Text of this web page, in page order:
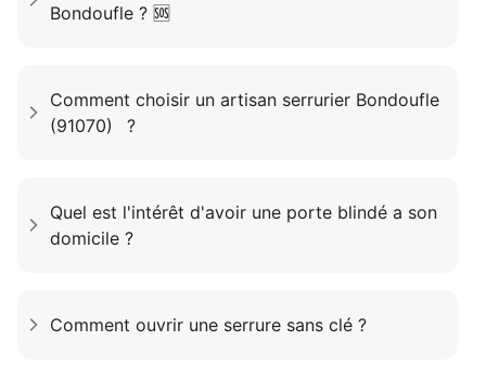
Bondoufle ? 🆘
Comment choisir un artisan serrurier Bondoufle
(91070) ?
Quel est l'intérêt d'avoir une porte blindé a son
domicile ?
Comment ouvrir une serrure sans clé ?